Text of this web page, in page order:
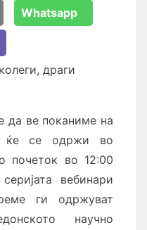
Whatsapp
драги
да ве поканиме на
ќе се одржи во
почеток во 12:00
вебинари
ги одржуват
научно